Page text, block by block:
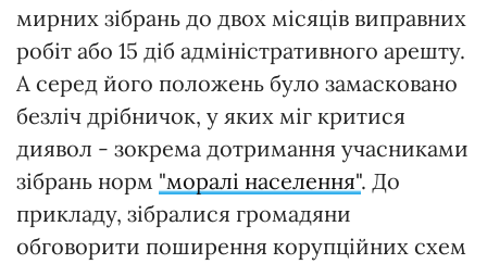
мирних зібрань до двох місяців виправних
робіт або 15 діб адміністративного арешту.
А серед його положень було замасковано
безліч дрібничок, у яких міг критися
диявол - зокрема дотримання учасниками
зібрань норм "моралі населення". До
прикладу, зібралися громадяни
обговорити поширення корупційних схем